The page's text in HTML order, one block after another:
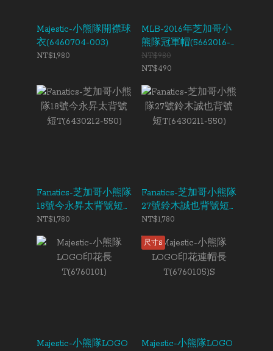
Majestic-小熊隊開襟球
衣(6460704-003)
NT$1,980
MLB-2016年芝加哥小
熊隊冠軍帽(5662016-
550)
NT$980
NT$490
Fanatics-芝加哥小熊隊
18號今永昇太背號短
T(6430212-550)
NT$1,780
Fanatics-芝加哥小熊隊
27號鈴木誠也背號短
T(6430211-550)
NT$1,780
Majestic-小熊隊LOGO
尺寸S
Majestic-小熊隊LOGO